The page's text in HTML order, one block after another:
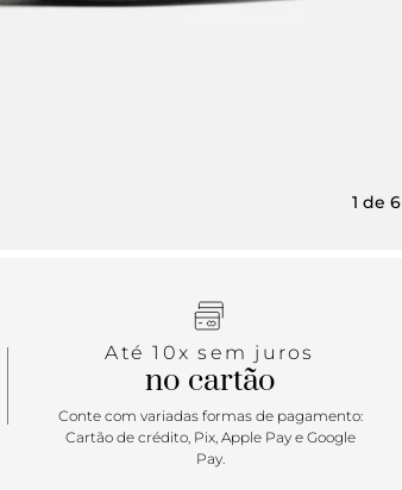
1 de 6
Até 10x sem juros
no cartão
Conte com variadas formas de pagamento:
Cartão de crédito, Pix, Apple Pay e Google
Pay.